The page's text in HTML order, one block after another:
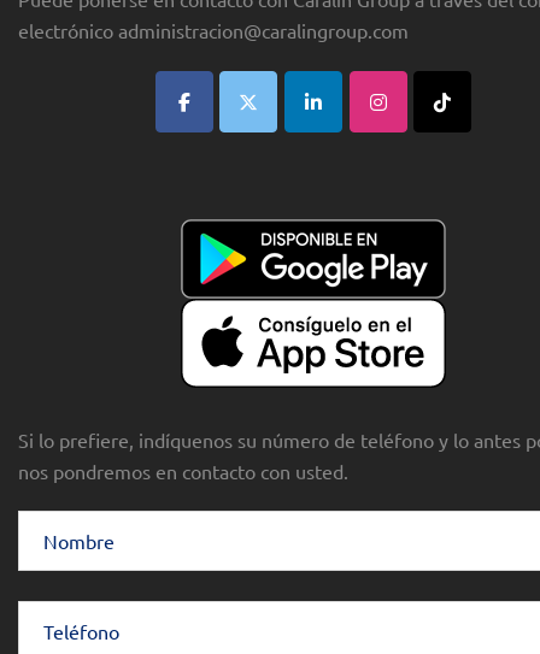
electrónico administracion@caralingroup.com
Si lo prefiere, indíquenos su número de teléfono y lo antes
nos pondremos en contacto con usted.